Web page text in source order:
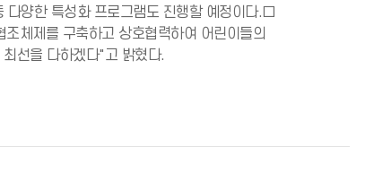
다양한 특성화 프로그램도 진행할 예정이다.□
체제를 구축하고 상호협력하여 어린이들의
선을 다하겠다"고 밝혔다.